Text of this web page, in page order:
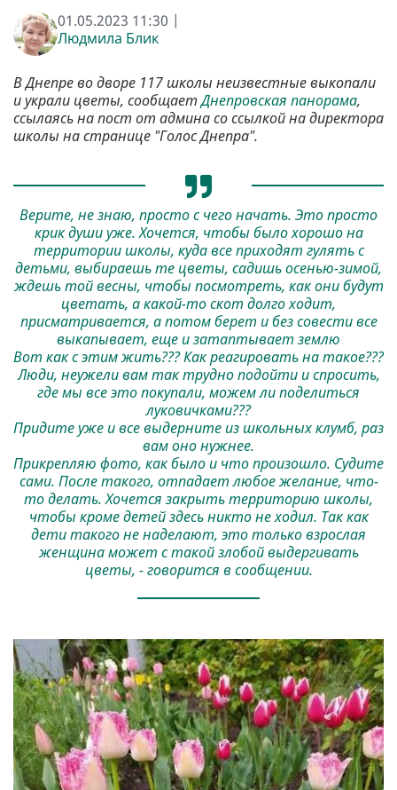
01.05.2023 11:30 |
Людмила Блик
В Днепре во дворе 117 школы неизвестные выкопали
и украли цветы, сообщаетДнепровская панорама,
ссылаясь на пост от админа со ссылкой на директора
школы на странице "Голос Днепра".
Верите, не знаю, просто с чего начать. Это просто
крик души уже. Хочется, чтобы было хорошо на
территории школы, куда все приходят гулять с
детьми, выбираешь те цветы, садишь осенью-зимой,
ждешь той весны, чтобы посмотреть, как они будут
цветать, а какой-то скот долго ходит,
присматривается, а потом берет и без совести все
выкапывает, еще и затаптывает землю
Вот как с этим жить??? Как реагировать на такое???
Люди, неужели вам так трудно подойти и спросить,
где мы все это покупали, можем ли поделиться
луковичками???
Придите уже и все выдерните из школьных клумб, раз
вам оно нужнее.
Прикрепляю фото, как было и что произошло. Судите
сами. После такого, отпадает любое желание, что-
то делать. Хочется закрыть территорию школы,
чтобы кроме детей здесь никто не ходил. Так как
дети такого не наделают, это только взрослая
женщина может с такой злобой выдергивать
цветы, - говорится в сообщении.